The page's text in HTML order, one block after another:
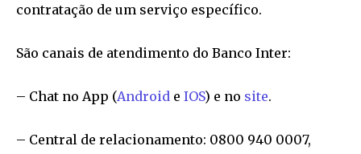
contratação de um serviço específico.
São canais de atendimento do Banco Inter:
– Chat no App (Android e IOS) e no site.
– Central de relacionamento: 0800 940 0007,